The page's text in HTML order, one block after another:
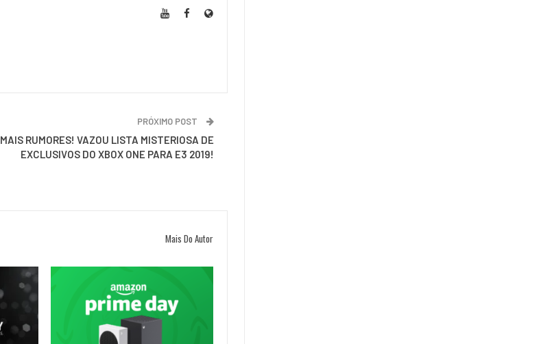
PRÓXIMO POST
MAIS RUMORES! VAZOU LISTA MISTERIOSA DE
EXCLUSIVOS DO XBOX ONE PARA E3 2019!
Mais Do Autor